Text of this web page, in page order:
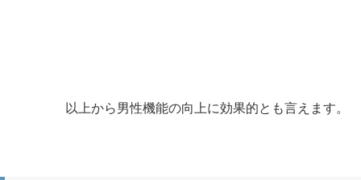
以上から男性機能の向上に効果的とも言えます。